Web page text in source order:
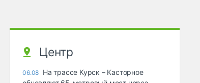
Центр
06.08 На трассе Курск – Касторное